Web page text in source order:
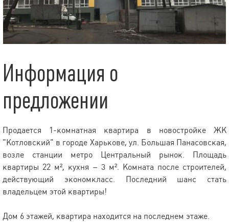
Информация о
предложении
Продается 1-комнатная квартира в новостройке ЖК
"Котловский" в городе Харькове, ул. Большая Панасовская,
возле станции метро Центральный рынок. Площадь
квартиры 22 м², кухня – 3 м². Комната после строителей,
действующий экономкласс. Последний шанс стать
владельцем этой квартиры!
Дом 6 этажей, квартира находится на последнем этаже.